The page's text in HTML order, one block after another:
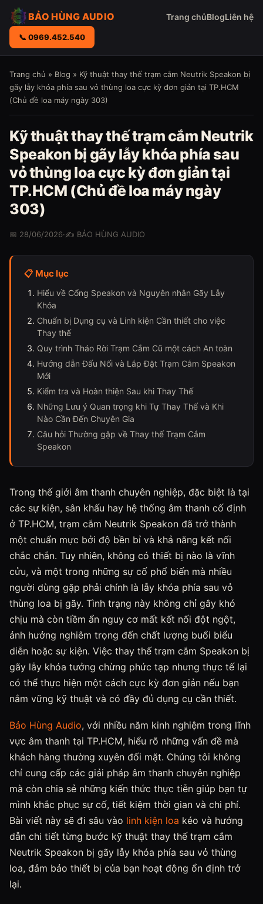
BẢO HÙNG AUDIO Trang chủBlogLiên hệ
📞 0969.452.540
Trang chủ » Blog » Kỹ thuật thay thế trạm cắm Neutrik Speakon bị
gãy lẫy khóa phía sau vỏ thùng loa cực kỳ đơn giản tại TP.HCM
(Chủ đề loa máy ngày 303)
Kỹ thuật thay thế trạm cắm Neutrik
Speakon bị gãy lẫy khóa phía sau
vỏ thùng loa cực kỳ đơn giản tại
TP.HCM (Chủ đề loa máy ngày
303)
📅 28/06/2026·✍️ BẢO HÙNG AUDIO
📋 Mục lục
Hiểu về Cổng Speakon và Nguyên nhân Gãy Lẫy
Khóa
Chuẩn bị Dụng cụ và Linh kiện Cần thiết cho việc
Thay thế
Quy trình Tháo Rời Trạm Cắm Cũ một cách An toàn
Hướng dẫn Đấu Nối và Lắp Đặt Trạm Cắm Speakon
Mới
Kiểm tra và Hoàn thiện Sau khi Thay Thế
Những Lưu ý Quan trọng khi Tự Thay Thế và Khi
Nào Cần Đến Chuyên Gia
Câu hỏi Thường gặp về Thay thế Trạm Cắm
Speakon
Trong thế giới âm thanh chuyên nghiệp, đặc biệt là tại
các sự kiện, sân khấu hay hệ thống âm thanh cố định
ở TP.HCM, trạm cắm Neutrik Speakon đã trở thành
một chuẩn mực bởi độ bền bỉ và khả năng kết nối
chắc chắn. Tuy nhiên, không có thiết bị nào là vĩnh
cửu, và một trong những sự cố phổ biến mà nhiều
người dùng gặp phải chính là lẫy khóa phía sau vỏ
thùng loa bị gãy. Tình trạng này không chỉ gây khó
chịu mà còn tiềm ẩn nguy cơ mất kết nối đột ngột,
ảnh hưởng nghiêm trọng đến chất lượng buổi biểu
diễn hoặc sự kiện. Việc thay thế trạm cắm Speakon bị
gãy lẫy khóa tưởng chừng phức tạp nhưng thực tế lại
có thể thực hiện một cách cực kỳ đơn giản nếu bạn
nắm vững kỹ thuật và có đầy đủ dụng cụ cần thiết.
Bảo Hùng Audio, với nhiều năm kinh nghiệm trong lĩnh
vực âm thanh tại TP.HCM, hiểu rõ những vấn đề mà
khách hàng thường xuyên đối mặt. Chúng tôi không
chỉ cung cấp các giải pháp âm thanh chuyên nghiệp
mà còn chia sẻ những kiến thức thực tiễn giúp bạn tự
mình khắc phục sự cố, tiết kiệm thời gian và chi phí.
Bài viết này sẽ đi sâu vào linh kiện loa kéo và hướng
dẫn chi tiết từng bước kỹ thuật thay thế trạm cắm
Neutrik Speakon bị gãy lẫy khóa phía sau vỏ thùng
loa, đảm bảo thiết bị của bạn hoạt động ổn định trở
lại.